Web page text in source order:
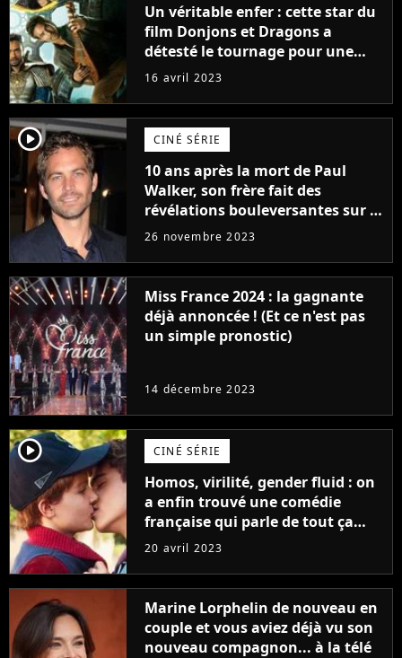
Un véritable enfer : cette star du
film Donjons et Dragons a
détesté le tournage pour une
raison très spéciale
16 avril 2023
player2 CINÉ SÉRIE
10 ans après la mort de Paul
Walker, son frère fait des
révélations bouleversantes sur la
réaction des acteurs de Fast and
26 novembre 2023
Miss France 2024 : la gagnante
déjà annoncée ! (Et ce n'est pas
un simple pronostic)
14 décembre 2023
player2 CINÉ SÉRIE
Homos, virilité, gender fluid : on
a enfin trouvé une comédie
française qui parle de tout ça
sans être super ringarde
20 avril 2023
Marine Lorphelin de nouveau en
couple et vous aviez déjà vu son
nouveau compagnon... à la télé